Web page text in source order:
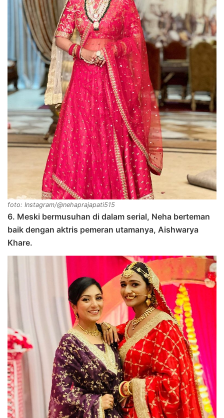
foto: Instagram/@nehaprajapati515
6. Meski bermusuhan di dalam serial, Neha berteman
baik dengan aktris pemeran utamanya, Aishwarya
Khare.